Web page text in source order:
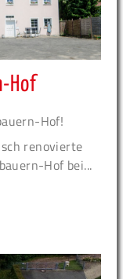
Hof
Hof!
renovierte
Hof bei...